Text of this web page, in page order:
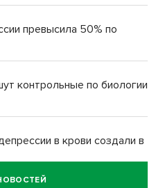
превысила 50% по
контрольные по биологии
в крови создали в